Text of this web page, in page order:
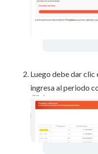
Luego debe dar clic
ingresa al periodo